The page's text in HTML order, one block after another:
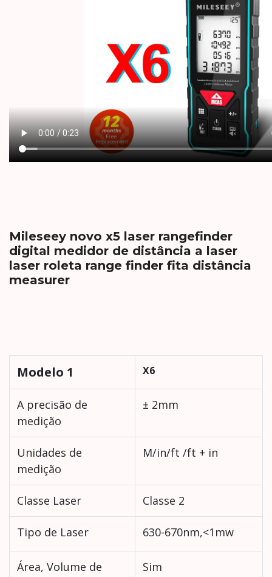
Mileseey novo x5 laser rangefinder
digital medidor de distância a laser
laser roleta range finder fita distância
measurer
Modelo 1 X6
A precisão de
medição
± 2mm
Unidades de
medição
M/in/ft /ft + in
Classe Laser Classe 2
Tipo de Laser 630-670nm,<1mw
Área, Volume de
Sim